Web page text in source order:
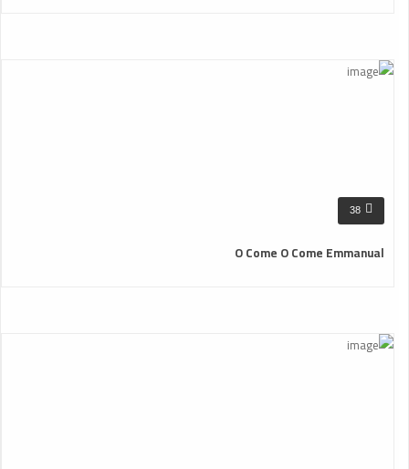
38
O Come O Come Emmanual